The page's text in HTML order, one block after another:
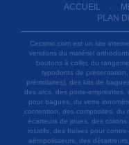
ACCUEIL -
PLAN
Cecsmo.com est un site
vendons du matériel
boutons à coller, du
typodonts de
prémolaires), des kits de
des arcs, des porte-
pour bagues, du verre
contention, des composites, du
écarteurs de joues, des
rotatifs, des fraises pour
aéropolisseurs, des